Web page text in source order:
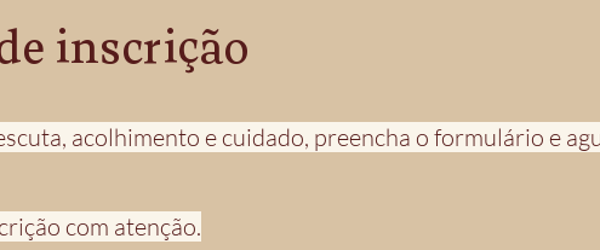
inscrição
acolhimento e cuidado, preencha o formulário e
com atenção.